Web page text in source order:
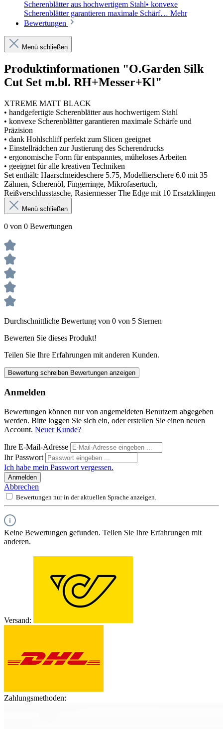
Scherenblätter aus hochwertigem Stahl• konvexe
Scherenblätter garantieren maximale Schärf… Mehr
Bewertungen
Menü schließen
Produktinformationen "O.Garden Silk
Cut Set m.bl. RH+Messer+Kl"
XTREME MATT BLACK
• handgefertigte Scherenblätter aus hochwertigem Stahl
• konvexe Scherenblätter garantieren maximale Schärfe und
Präzision
• dank Hohlschliff perfekt zum Slicen geeignet
• Einstellrädchen zur Justierung des Scherendrucks
• ergonomische Form für entspanntes, müheloses Arbeiten
• geeignet für alle kreativen Techniken
Set enthält: Haarschneideschere 5.75, Modellierschere 6.0 mit 35
Zähnen, Scherenöl, Fingerringe, Mikrofasertuch,
Reißverschlusstasche, Rasiermesser The Edge mit 10 Ersatzklingen
Menü schließen
0 von 0 Bewertungen
Durchschnittliche Bewertung von 0 von 5 Sternen
Bewerten Sie dieses Produkt!
Teilen Sie Ihre Erfahrungen mit anderen Kunden.
Bewertung schreiben Bewertungen anzeigen
Anmelden
Bewertungen können nur von angemeldeten Benutzern abgegeben
werden. Bitte loggen Sie sich ein, oder erstellen Sie einen neuen
Account. Neuer Kunde?
Ihre E-Mail-Adresse
Ihr Passwort
Ich habe mein Passwort vergessen.
Anmelden
Abbrechen
Bewertungen nur in der aktuellen Sprache anzeigen.
Keine Bewertungen gefunden. Teilen Sie Ihre Erfahrungen mit
anderen.
Versand:
Zahlungsmethoden: